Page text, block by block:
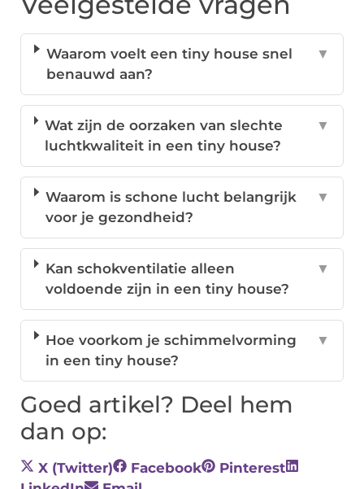
Waarom voelt een tiny house snel
benauwd aan?
▼
Wat zijn de oorzaken van slechte
luchtkwaliteit in een tiny house?
▼
Waarom is schone lucht belangrijk
voor je gezondheid?
▼
Kan schokventilatie alleen
voldoende zijn in een tiny house?
▼
Hoe voorkom je schimmelvorming
in een tiny house?
▼
Goed artikel? Deel hem
dan op:
X (Twitter) Facebook
Pinterest